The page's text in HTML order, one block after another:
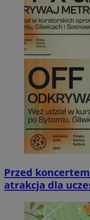
Przed
atrakcja dla